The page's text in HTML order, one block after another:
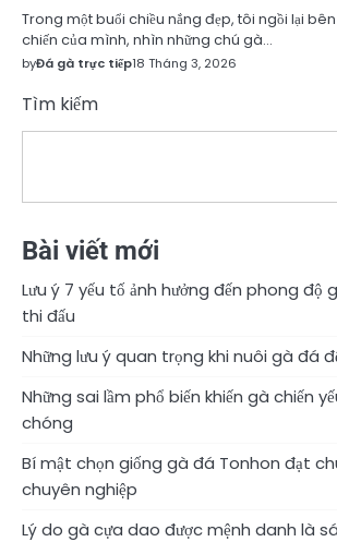
Trong một buổi chiều nắng đẹp, tôi ngồi lại
chiến của mình, nhìn những chú gà…
byĐá gà trực tiếp18 Tháng 3, 2026
Tìm kiếm
Bài viết mới
Lưu ý 7 yếu tố ảnh hưởng đến phong
thi đấu
Những lưu ý quan trọng khi nuôi gà đá
Những sai lầm phổ biến khiến gà chiến
chóng
Bí mật chọn giống gà đá Tonhon đạt
chuyên nghiệp
Lý do gà cựa dao được mệnh danh là